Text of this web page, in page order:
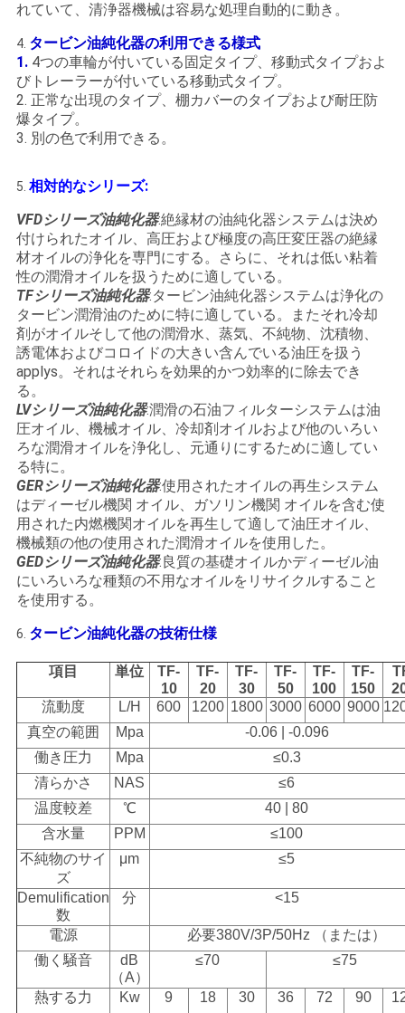
れていて、清浄器機械は容易な処理自動的に動き。
4. タービン油純化器の利用できる様式
1. 4つの車輪が付いている固定タイプ、移動式タイプおよ
びトレーラーが付いている移動式タイプ。
2. 正常な出現のタイプ、棚カバーのタイプおよび耐圧防
爆タイプ。
3. 別の色で利用できる。
5. 相対的なシリーズ:
VFDシリーズ油純化器:絶縁材の油純化器システムは決め
付けられたオイル、高圧および極度の高圧変圧器の絶縁
材オイルの浄化を専門にする。さらに、それは低い粘着
性の潤滑オイルを扱うために適している。
TFシリーズ油純化器:タービン油純化器システムは浄化の
タービン潤滑油のために特に適している。またそれ冷却
剤がオイルそして他の潤滑水、蒸気、不純物、沈積物、
誘電体およびコロイドの大きい含んでいる油圧を扱う
applys。それはそれらを効果的かつ効率的に除去でき
る。
LVシリーズ油純化器:潤滑の石油フィルターシステムは油
圧オイル、機械オイル、冷却剤オイルおよび他のいろい
ろな潤滑オイルを浄化し、元通りにするために適してい
る特に。
GERシリーズ油純化器:使用されたオイルの再生システム
はディーゼル機関 オイル、ガソリン機関 オイルを含む使
用された内燃機関オイルを再生して適して油圧オイル、
機械類の他の使用された潤滑オイルを使用した。
GEDシリーズ油純化器:良質の基礎オイルかディーゼル油
にいろいろな種類の不用なオイルをリサイクルすること
を使用する。
6. タービン油純化器の技術仕様
項目 単位
TF-
10
TF-
20
TF-
30
TF-
50
TF-
100
TF-
150
流動度
L/H 600 1200 1800 3000 6000 9000
真空の範囲
Mpa
-0.06 | -0.096
働き圧力
Mpa
≤0.3
清らかさ
NAS
≤6
温度較差
℃
40 | 80
含水量
PPM
≤100
不純物のサイ
ズ
μm ≤5
Demulification
数
分 <15
電源
必要380V/3P/50Hz （または）
働く騒音
dB
（A）
≤70 ≤75
熱する力 Kw 9 18 30 36 72 90